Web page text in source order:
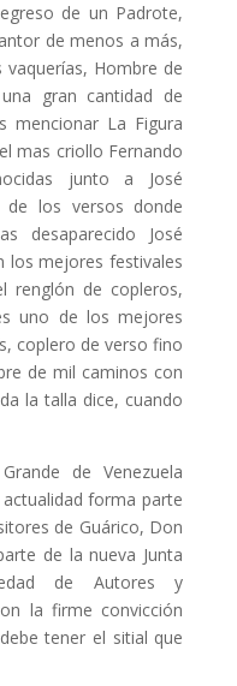
de un Padrote,
de menos a más,
vaquerías, Hombre de
gran cantidad de
mencionar La Figura
mas criollo Fernando
junto a José
de los versos donde
desaparecido José
los mejores festivales
renglón de copleros,
uno de los mejores
coplero de verso fino
de mil caminos con
la talla dice, cuando
de Venezuela
forma parte
de Guárico, Don
de la nueva Junta
de Autores y
la firme convicción
tener el sitial que